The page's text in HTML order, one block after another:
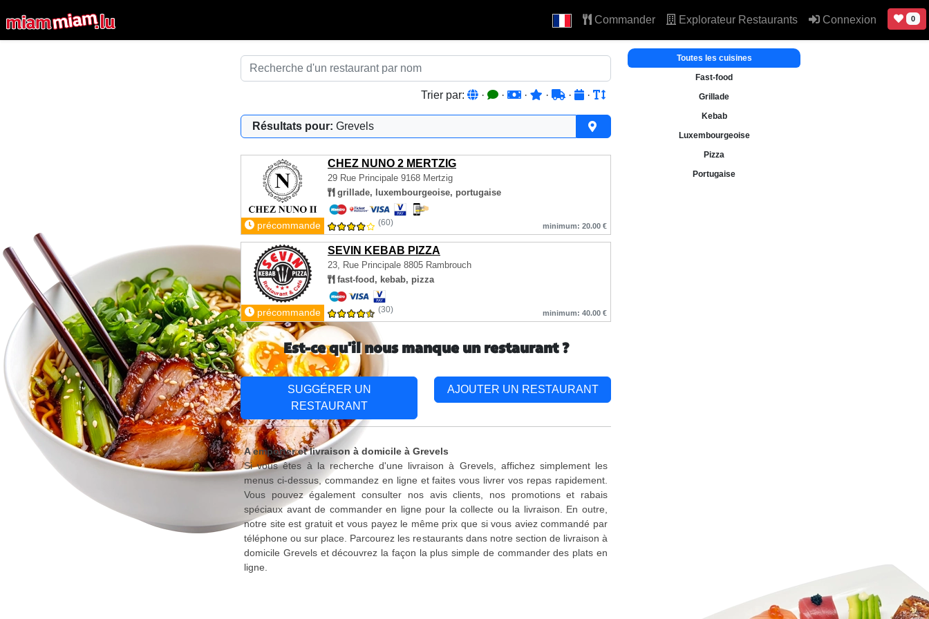
Commander Explorateur Restaurants Connexion 0
Trier par: · · · · · ·
Résultats pour: Grevels
CHEZ NUNO 2 MERTZIG
29 Rue Principale 9168 Mertzig
grillade, luxembourgeoise, portugaise
précommande (60) minimum: 20.00 €
SEVIN KEBAB PIZZA
23, Rue Principale 8805 Rambrouch
fast-food, kebab, pizza
précommande (30) minimum: 40.00 €
Toutes les cuisines
Fast-food
Grillade
Kebab
Luxembourgeoise
Pizza
Portugaise
Est-ce qu'il nous manque un restaurant ?
SUGGÉRER UN
RESTAURANT
AJOUTER UN RESTAURANT
A emporter et livraison à domicile à Grevels
Si vous êtes à la recherche d'une livraison à Grevels, affichez simplement les
menus ci-dessus, commandez en ligne et faites vous livrer vos repas rapidement.
Vous pouvez également consulter nos avis clients, nos promotions et rabais
spéciaux avant de commander en ligne pour la collecte ou la livraison. En outre,
notre site est gratuit et vous payez le même prix que si vous aviez commandé par
téléphone ou sur place. Parcourez les restaurants dans notre section de livraison à
domicile Grevels et découvrez la façon la plus simple de commander des plats en
ligne.